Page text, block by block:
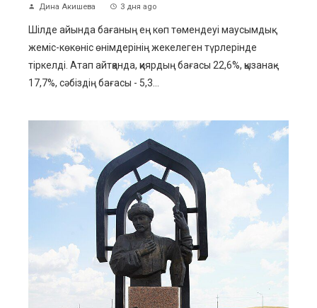
Дина Акишева 3 дня ago
Шілде айында бағаның ең көп төмендеуі маусымдық
жеміс-көкөніс өнімдерінің жекелеген түрлерінде
тіркелді. Атап айтқанда, қиярдың бағасы 22,6%, қызанақ -
17,7%, сәбіздің бағасы - 5,3...